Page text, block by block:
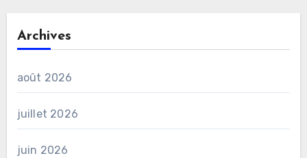
Archives
août 2026
juillet 2026
juin 2026